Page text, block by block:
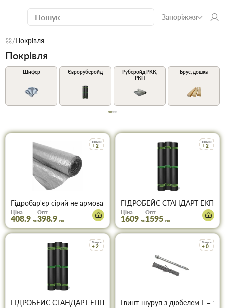
Запоріжжя
Покрівля
Покрівля
Шифер Євроруберойд
Руберойд РКК,
РКП
Брус, дошка
Бонуси
+ 2
Гідробар'єр сірий не армований 1,5*40 м 1540GG
Ціна
408.9 грн
Опт
398.9 грн
Бонуси
+ 2
ГІДРОБЕЙС СТАНДАРТ ЕКП
Ціна
1609 грн
Опт
1595 грн
Бонуси
+ 2
ГІДРОБЕЙС СТАНДАРТ ЕПП 2,5 (15м)
Бонуси
+ 0
Гвинт-шуруп з дюбелем L =